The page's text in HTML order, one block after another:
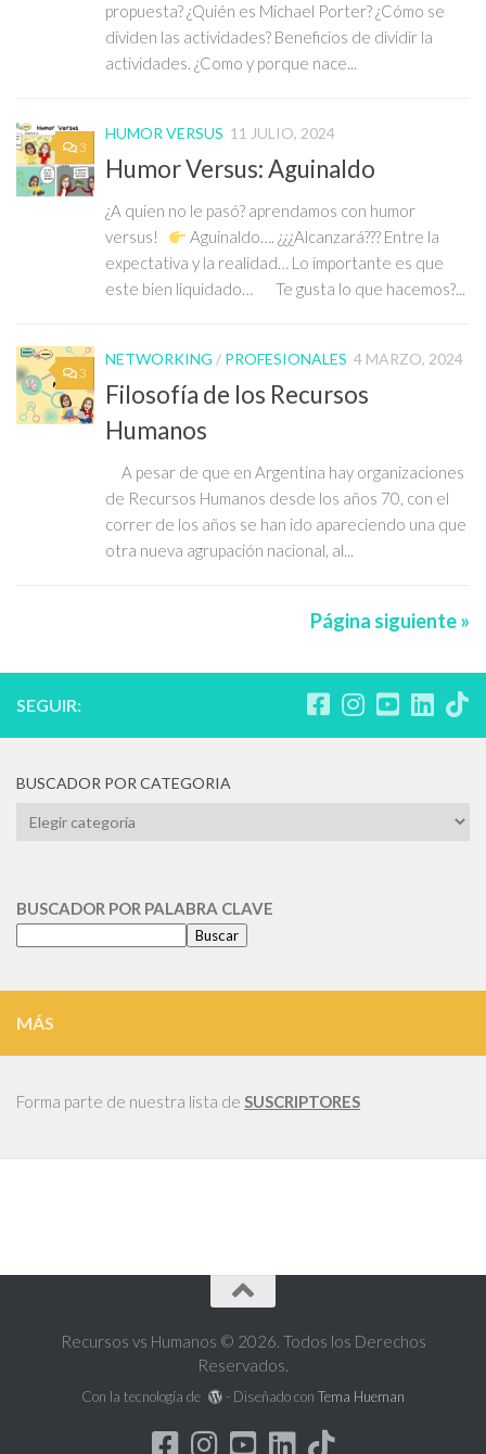
propuesta? ¿Quién es Michael Porter? ¿Cómo se
dividen las actividades? Beneficios de dividir la
actividades. ¿Como y porque nace...
3
HUMOR VERSUS 11 JULIO, 2024
Humor Versus: Aguinaldo
¿A quien no le pasó? aprendamos con humor
versus!
Aguinaldo…. ¿¿¿Alcanzará??? Entre la
expectativa y la realidad… Lo importante es que
este bien liquidado… Te gusta lo que hacemos?...
3
NETWORKING / PROFESIONALES 4 MARZO, 2024
Filosofía de los Recursos
Humanos
A pesar de que en Argentina hay organizaciones
de Recursos Humanos desde los años 70, con el
correr de los años se han ido apareciendo una que
otra nueva agrupación nacional, al...
Página siguiente »
SEGUIR:
BUSCADOR POR CATEGORIA
BUSCADOR
BUSCADOR POR PALABRA CLAVE
Buscar
MÁS
Forma parte de nuestra lista de SUSCRIPTORES
Recursos vs Humanos © 2026. Todos los Derechos
Reservados.
Con la tecnología de - Diseñado con Tema Hueman